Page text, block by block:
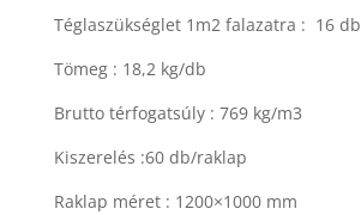
Téglaszükséglet 1m2 falazatra : 16 db
Tömeg : 18,2 kg/db
Brutto térfogatsúly : 769 kg/m3
Kiszerelés :60 db/raklap
Raklap méret : 1200×1000 mm